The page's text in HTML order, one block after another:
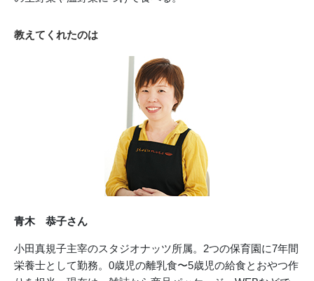
教えてくれたのは
青木 恭子さん
小田真規子主宰のスタジオナッツ所属。2つの保育園に7年間
栄養士として勤務。0歳児の離乳食〜5歳児の給食とおやつ作